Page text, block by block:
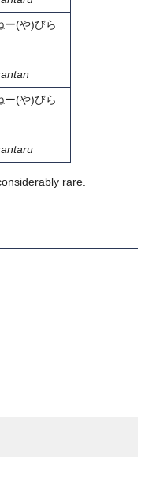
ー(や)びら
ー(や)びら
rare.